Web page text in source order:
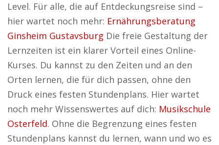
Level. Für alle, die auf Entdeckungsreise sind –
hier wartet noch mehr: Ernährungsberatung
Ginsheim Gustavsburg Die freie Gestaltung der
Lernzeiten ist ein klarer Vorteil eines Online-
Kurses. Du kannst zu den Zeiten und an den
Orten lernen, die für dich passen, ohne den
Druck eines festen Stundenplans. Hier wartet
noch mehr Wissenswertes auf dich: Musikschule
Osterfeld. Ohne die Begrenzung eines festen
Stundenplans kannst du lernen, wann und wo es